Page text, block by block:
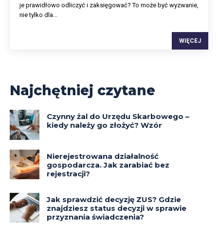
je prawidłowo odliczyć i zaksięgować? To może być wyzwanie,
nie tylko dla...
WIĘCEJ
Najchętniej czytane
Czynny żal do Urzędu Skarbowego –
kiedy należy go złożyć? Wzór
Nierejestrowana działalność
gospodarcza. Jak zarabiać bez
rejestracji?
Jak sprawdzić decyzję ZUS? Gdzie
znajdziesz status decyzji w sprawie
przyznania świadczenia?